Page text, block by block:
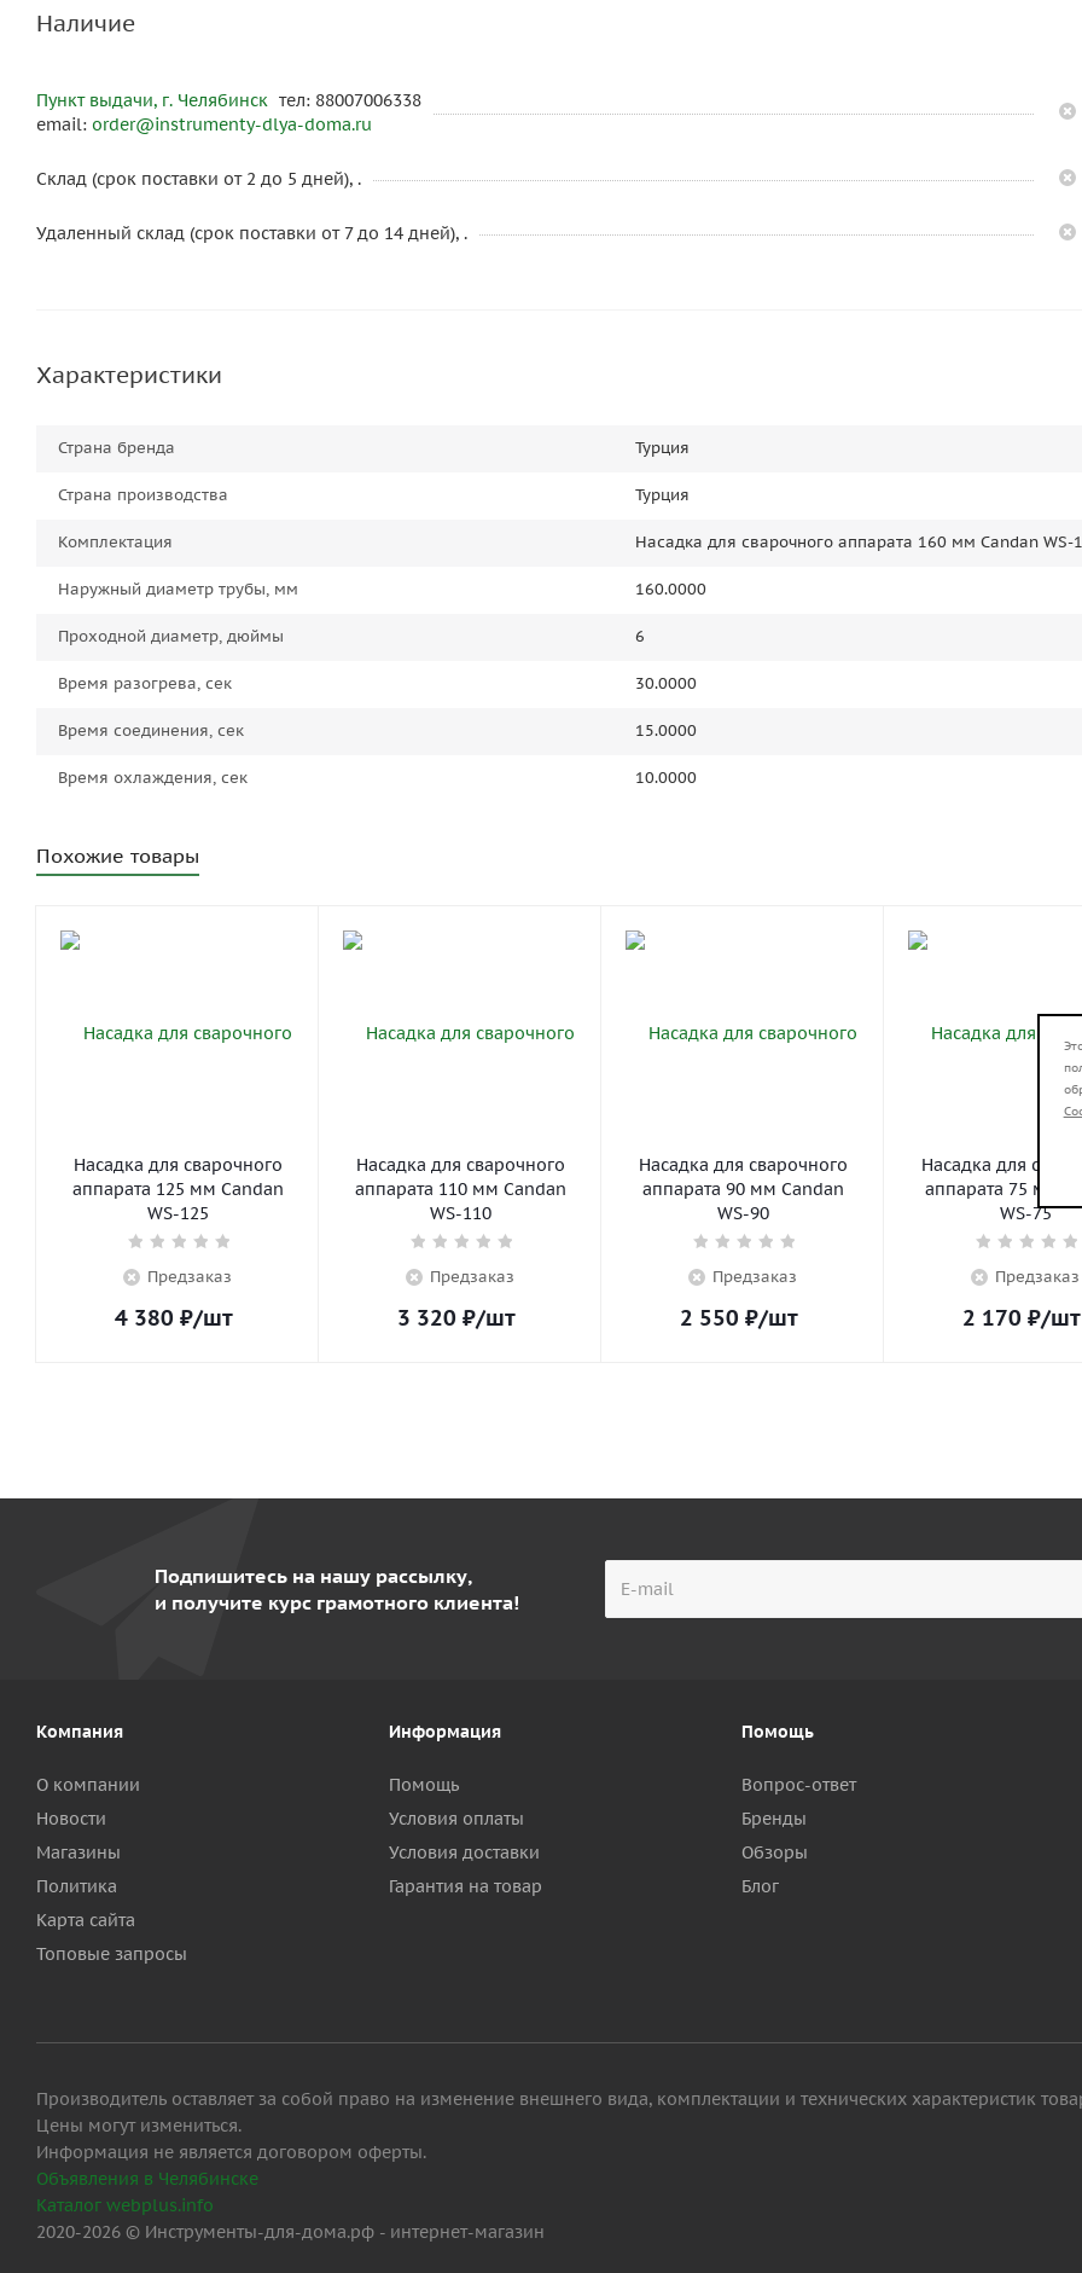
Наличие
Пункт выдачи, г. Челябинск тел: 88007006338
email: order@instrumenty-dlya-doma.ru
Склад (срок поставки от 2 до 5 дней), .
Удаленный склад (срок поставки от 7 до 14 дней), .
Характеристики
Страна бренда Турция
Страна производства Турция
Комплектация Насадка для сварочного аппарата 160 мм Candan WS-
Наружный диаметр трубы, мм 160.0000
Проходной диаметр, дюймы 6
Время разогрева, сек 30.0000
Время соединения, сек 15.0000
Время охлаждения, сек 10.0000
Похожие товары
Насадка для сварочного
аппарата 125 мм Candan
WS-125
Предзаказ
4 380 ₽/шт
Насадка для сварочного
аппарата 110 мм Candan
WS-110
Предзаказ
3 320 ₽/шт
Насадка для сварочного
аппарата 90 мм Candan
WS-90
Предзаказ
2 550 ₽/шт
Насадка для
аппарата 75 мм
WS-75
Предзаказ
2 170 ₽/шт
Подпишитесь на нашу рассылку,
и получите курс грамотного клиента!
Компания
О компании
Новости
Магазины
Политика
Карта сайта
Топовые запросы
Информация
Помощь
Условия оплаты
Условия доставки
Гарантия на товар
Помощь
Вопрос-ответ
Бренды
Обзоры
Блог
Производитель оставляет за собой право на изменение внешнего вида, комплектации и технических характеристик
Цены могут измениться.
Информация не является договором оферты.
Объявления в Челябинске
Каталог webplus.info
2020-2026 © Инструменты-для-дома.рф - интернет-магазин